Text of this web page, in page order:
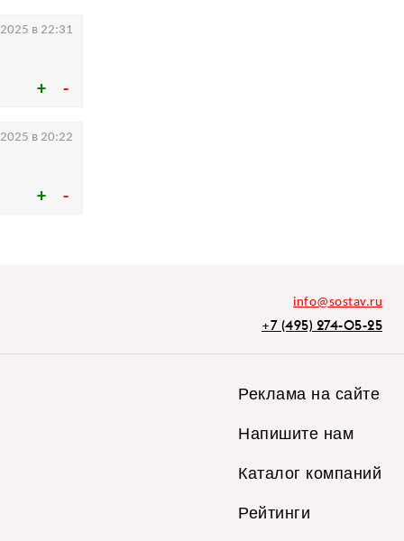
в 22:31
в 20:22
info@sostav.ru
+7 (495) 274-05-25
Реклама на сайте
Напишите нам
Каталог компаний
Рейтинги